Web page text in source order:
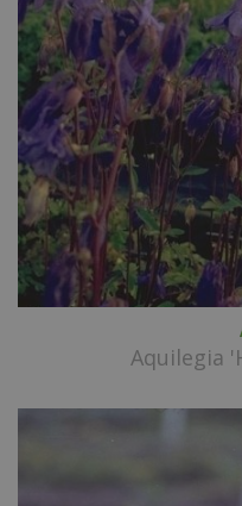
Aquilegia